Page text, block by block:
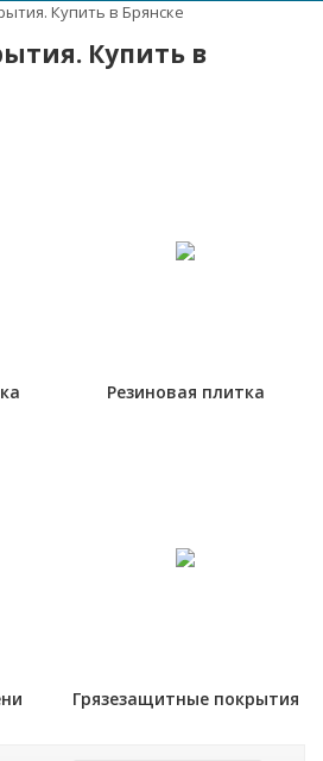
Купить в Брянске
Купить в
Резиновая плитка
Грязезащитные покрытия